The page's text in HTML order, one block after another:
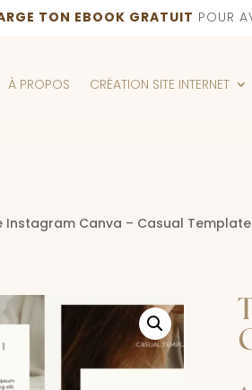
TON EBOOK GRATUIT POUR
À PROPOS CRÉATION SITE INTERNET
Instagram Canva – Casual Template